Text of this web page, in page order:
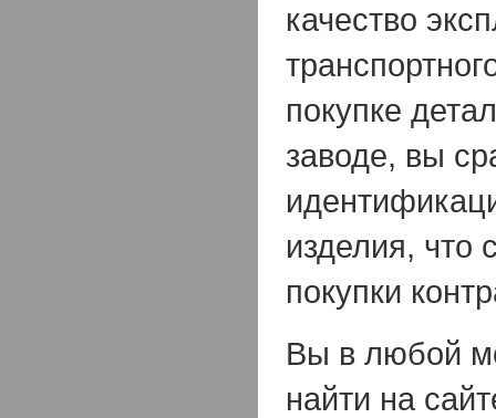
качество
покупке
заводе, вы
изделия, что
покупки
Вы в любой
найти на